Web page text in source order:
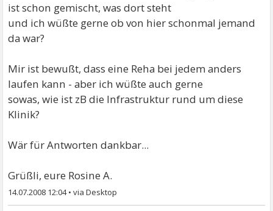
ist schon gemischt, was dort steht
und ich wüßte gerne ob von hier schonmal jemand
da war?
Mir ist bewußt, dass eine Reha bei jedem anders
laufen kann - aber ich wüßte auch gerne
sowas, wie ist zB die Infrastruktur rund um diese
Klinik?
Wär für Antworten dankbar...
Grüßli, eure Rosine A.
14.07.2008 12:04•